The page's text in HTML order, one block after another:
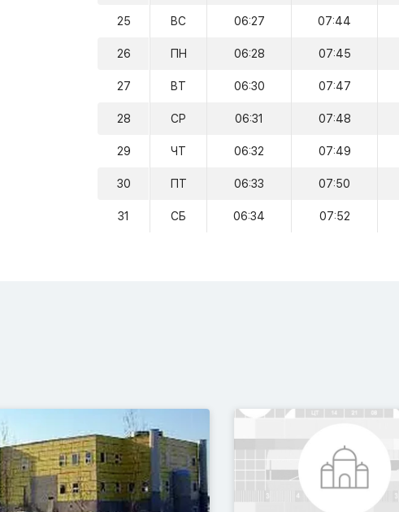
25 ВС 06:27 07:44
26 ПН 06:28 07:45
27 ВТ 06:30 07:47
28 СР 06:31 07:48
29 ЧТ 06:32 07:49
30 ПТ 06:33 07:50
31 СБ 06:34 07:52